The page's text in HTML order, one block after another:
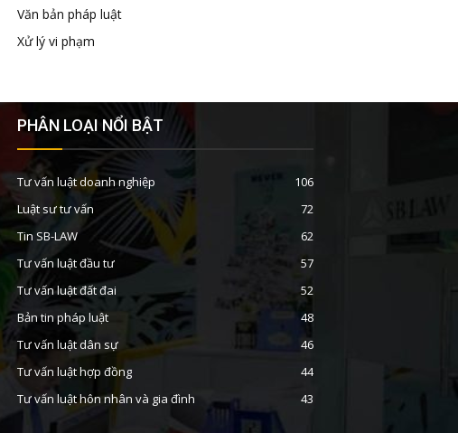
Văn bản pháp luật
Xử lý vi phạm
PHÂN LOẠI NỔI BẬT
Tư vấn luật doanh nghiệp
106
Luật sư tư vấn
72
Tin SB-LAW
62
Tư vấn luật đầu tư
57
Tư vấn luật đất đai
52
Bản tin pháp luật
48
Tư vấn luật dân sự
46
Tư vấn luật hợp đồng
44
Tư vấn luật hôn nhân và gia đình
43